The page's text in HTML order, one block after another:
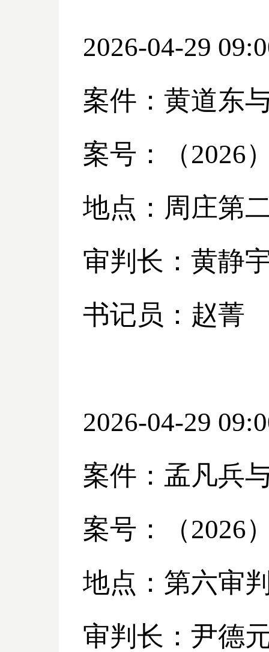
2026-04-29
案件：黄道东
案号：（2026
地点：周庄第
审判长：黄静
书记员：赵菁
2026-04-29
案件：孟凡兵
案号：（2026
地点：第六审
审判长：尹德